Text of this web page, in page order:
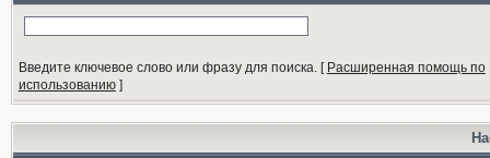
Введите ключевое слово или фразу для поиска.[ Расширенная помощь по
использованию]